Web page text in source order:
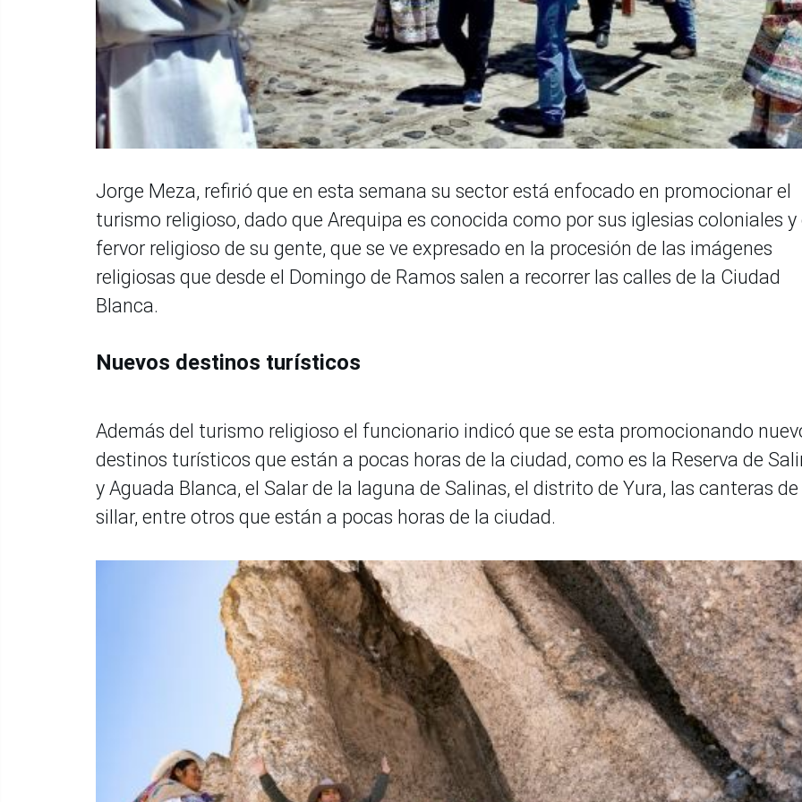
Jorge Meza, refirió que en esta semana su sector está enfocado en promocionar el
turismo religioso, dado que Arequipa es conocida como por sus iglesias coloniales y
fervor religioso de su gente, que se ve expresado en la procesión de las imágenes
religiosas que desde el Domingo de Ramos salen a recorrer las calles de la Ciudad
Blanca.
Nuevos destinos turísticos
Además del turismo religioso el funcionario indicó que se esta promocionando
destinos turísticos que están a pocas horas de la ciudad, como es la Reserva de
y Aguada Blanca, el Salar de la laguna de Salinas, el distrito de Yura, las canteras de
sillar, entre otros que están a pocas horas de la ciudad.